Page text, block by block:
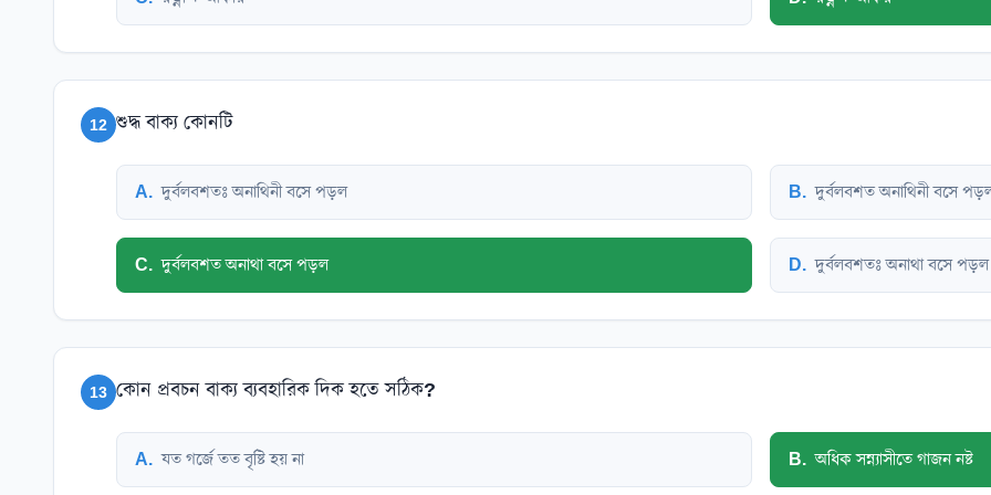
12 শুদ্ধ বাক্য কোনটি
A. দুর্বলবশতঃ অনাথিনী বসে পড়ল B. দুর্বলবশত অনাথিনী বসে
C. দুর্বলবশত অনাথা বসে পড়ল D. দুর্বলবশতঃ অনাথা বসে পড়ল
13 কোন প্রবচন বাক্য ব্যবহারিক দিক হতে সঠিক?
A. যত গর্জে তত বৃষ্টি হয় না B. অধিক সন্ন্যাসীতে গাজন নষ্ট